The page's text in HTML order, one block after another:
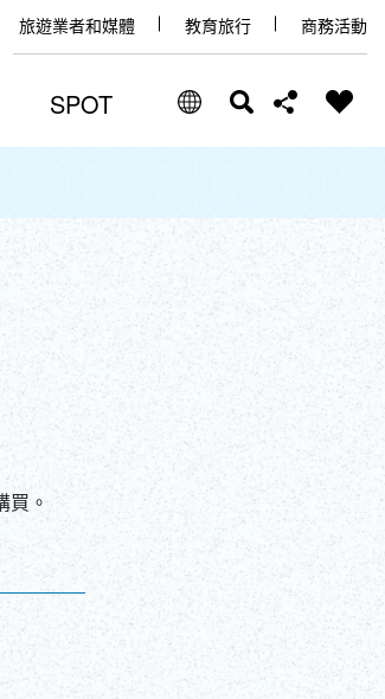
旅遊業者和媒體 教育旅行 商務活動
SPOT
ENGLISH
中文(简体)
中文(繁體/正體)
ภาษาไทย
DEUTSCH
Facebook
X (Twitter)
Copy URL
買。